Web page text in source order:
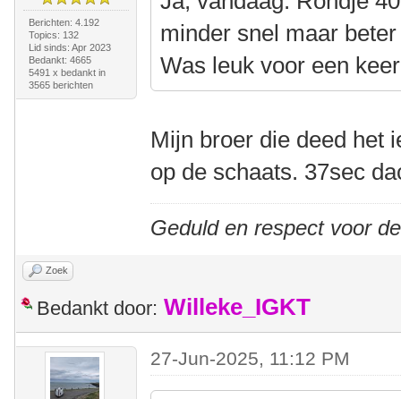
Berichten: 4.192
Topics: 132
Lid sinds: Apr 2023
Bedankt: 4665
5491 x bedankt in
3565 berichten
minder snel maar
Was leuk voor een
Mijn broer die deed het
op de schaats. 37sec
Geduld en respect voor
Zoek
Bedankt door: Willeke_IGKT
27-Jun-2025, 11:12 PM